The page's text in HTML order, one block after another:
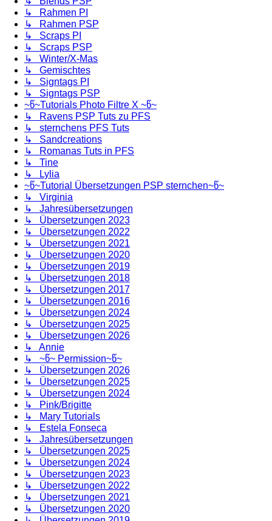
↳ Rahmen PI
↳ Rahmen PSP
↳ Scraps PI
↳ Scraps PSP
↳ Winter/X-Mas
↳ Gemischtes
↳ Signtags PI
↳ Signtags PSP
~წ~Tutorials Photo Filtre X ~წ~
↳ Ravens PSP Tuts zu PFS
↳ sternchens PFS Tuts
↳ Sandcreations
↳ Romanas Tuts in PFS
↳ Tine
↳ Lylia
~წ~Tutorial Übersetzungen PSP sternchen~წ~
↳ Virginia
↳ Jahresübersetzungen
↳ Übersetzungen 2023
↳ Übersetzungen 2022
↳ Übersetzungen 2021
↳ Übersetzungen 2020
↳ Übersetzungen 2019
↳ Übersetzungen 2018
↳ Übersetzungen 2017
↳ Übersetzungen 2016
↳ Übersetzungen 2024
↳ Übersetzungen 2025
↳ Übersetzungen 2026
↳ Annie
↳ ~წ~ Permission~წ~
↳ Übersetzungen 2026
↳ Übersetzungen 2025
↳ Übersetzungen 2024
↳ Pink/Brigitte
↳ Mary Tutorials
↳ Estela Fonseca
↳ Jahresübersetzungen
↳ Übersetzungen 2025
↳ Übersetzungen 2024
↳ Übersetzungen 2023
↳ Übersetzungen 2022
↳ Übersetzungen 2021
↳ Übersetzungen 2020